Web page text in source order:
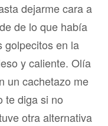
dejarme cara a
de lo que había
golpecitos en la
y caliente. Olía
un cachetazo me
te diga si no
otra alternativa